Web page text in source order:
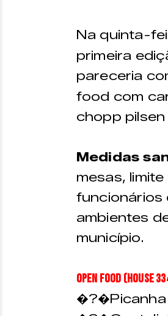
Na quinta-
primeira
pareceria
food com
chopp pilsen
Medidas
mesas,
funcionários
ambientes
município.
OPEN FOOD (HOUSE
�?�Picanha